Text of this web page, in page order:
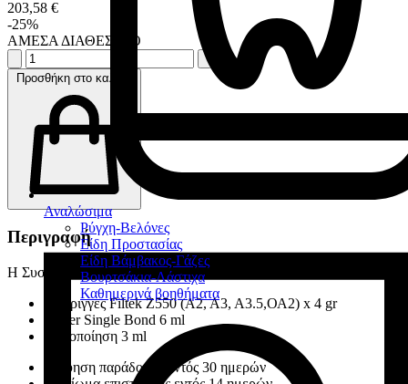
Αναλώσιμα
Ρύγχη-Βελόνες
Είδη Προστασίας
Είδη Βάμβακος-Γάζες
Βουρτσάκια-Λάστιχα
Καθημερινά βοηθήματα
203,58 €
-25%
ΑΜΕΣΑ ΔΙΑΘΕΣΙΜΟ
Προσθήκη στο καλάθι
Περιγραφή
Η Συσκευασία περιλαμβάνει :
4 Σύριγγες Filtek Z550 (Α2, Α3, Α3.5,ΟΑ2) x 4 gr
Adper Single Bond 6 ml
Αδροποίηση 3 ml
Εγγύηση παράδοσης εντός 30 ημερών